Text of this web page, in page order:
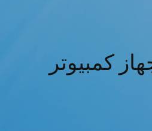
كمبيوتر